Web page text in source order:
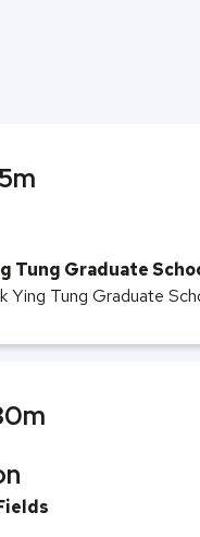
Tung Graduate
Ying Tung Graduate